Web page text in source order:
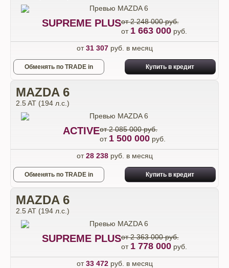
SUPREME PLUSот 2 248 000 руб.
от 1 663 000руб.
от31 307руб. в месяц
Обменять по TRADE in Купить в кредит
MAZDA 6
2.5 AT (194 л.с.)
ACTIVEот 2 085 000 руб.
от 1 500 000 руб.
от28 238руб. в месяц
Обменять по TRADE in Купить в кредит
MAZDA 6
2.5 AT (194 л.с.)
SUPREME PLUSот 2 363 000 руб.
от 1 778 000руб.
от33 472руб. в месяц